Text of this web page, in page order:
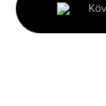
20
seconds